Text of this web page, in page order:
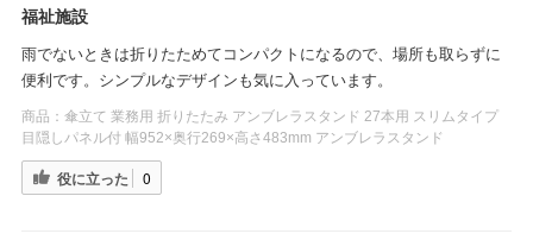
福祉施設
雨でないときは折りたためてコンパクトになるので、場所も取らずに
便利です。シンプルなデザインも気に入っています。
商品： 傘立て 業務用 折りたたみ アンブレラスタンド 27本用 スリムタイプ
目隠しパネル付 幅952×奥行269×高さ483mm アンブレラスタンド
役に立った 0